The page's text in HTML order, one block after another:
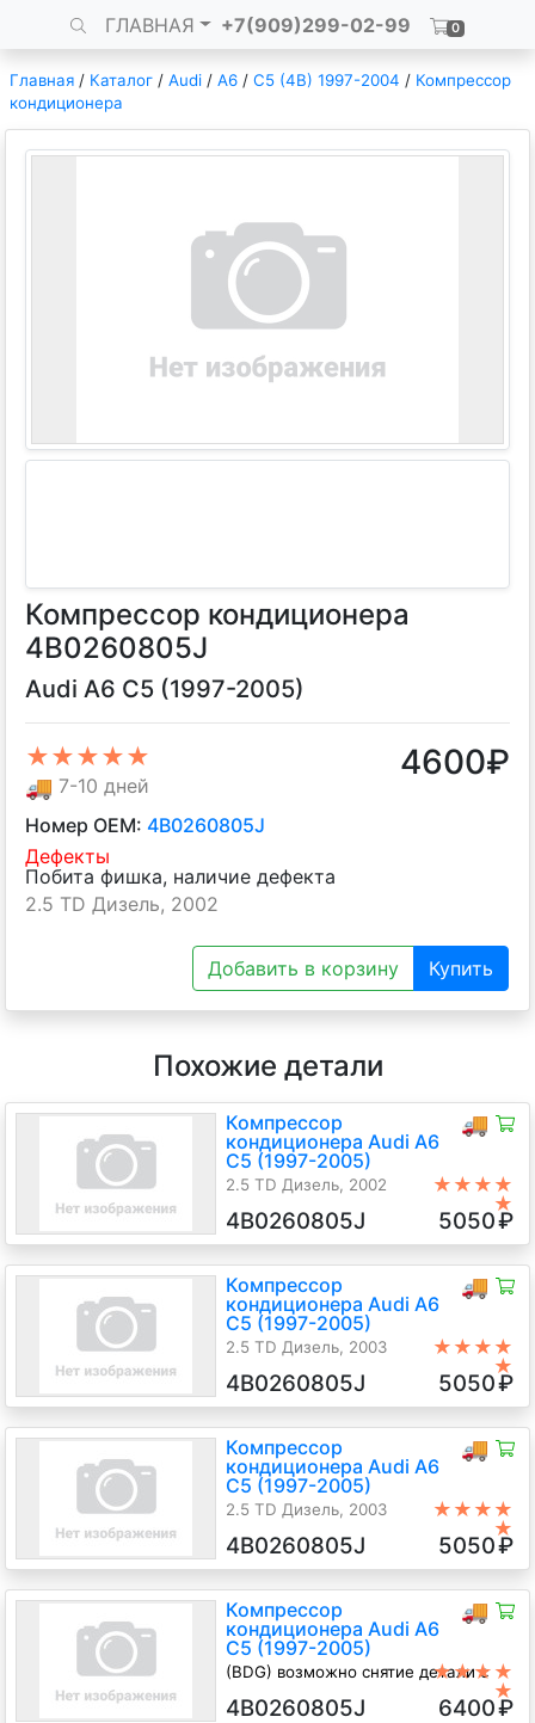
ГЛАВНАЯ +7(909)299-02-99 0
Главная / Каталог / Audi / A6 / C5 (4B) 1997-2004 / Компрессор
кондиционера
Компрессор кондиционера
4B0260805J
Audi A6 C5 (1997-2005)
★★★★★
🚚 7-10 дней
4600₽
Номер OEM: 4B0260805J
Дефекты
Побита фишка, наличие дефекта
2.5 TD Дизель, 2002
Добавить в корзину Купить
Похожие детали
🚚
Компрессор
кондиционера Audi A6
C5 (1997-2005)
2.5 TD Дизель, 2002
★★★★
★
4B0260805J 5050₽
🚚
Компрессор
кондиционера Audi A6
C5 (1997-2005)
2.5 TD Дизель, 2003
★★★★
★
4B0260805J 5050₽
🚚
Компрессор
кондиционера Audi A6
C5 (1997-2005)
2.5 TD Дизель, 2003
★★★★
★
4B0260805J 5050₽
🚚
Компрессор
кондиционера Audi A6
C5 (1997-2005)
(BDG) возможно снятие детали с
2.5 TD Дизель, 2003
★★★★
★
4B0260805J 6400₽